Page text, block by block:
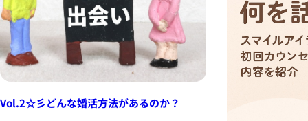
Vol.2☆彡どんな婚活方法があるのか？